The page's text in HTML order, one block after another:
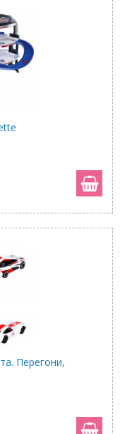
Перегони,